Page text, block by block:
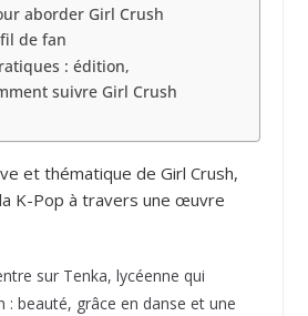
aborder Girl Crush
de fan
: édition,
suivre Girl Crush
et thématique de Girl Crush,
K-Pop à travers une œuvre
sur Tenka, lycéenne qui
: beauté, grâce en danse et une